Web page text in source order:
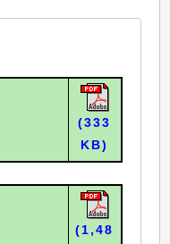
(333
KB)
(1,48